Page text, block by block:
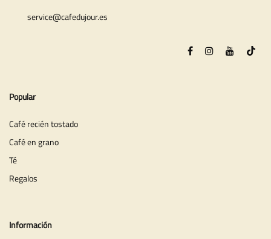
service@cafedujour.es
Popular
Café recién tostado
Café en grano
Té
Regalos
Información